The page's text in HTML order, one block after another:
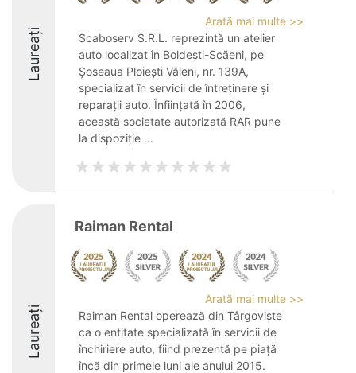
Laureați
Arată mai multe >>
Scaboserv S.R.L. reprezintă un atelier
auto localizat în Boldești-Scăeni, pe
Șoseaua Ploiești Văleni, nr. 139A,
specializat în servicii de întreținere și
reparații auto. Înființată în 2006,
această societate autorizată RAR pune
la dispoziție ...
Laureați
Raiman Rental
Arată mai multe >>
Raiman Rental operează din Târgoviște
ca o entitate specializată în servicii de
închiriere auto, fiind prezentă pe piață
încă din primele luni ale anului 2015.